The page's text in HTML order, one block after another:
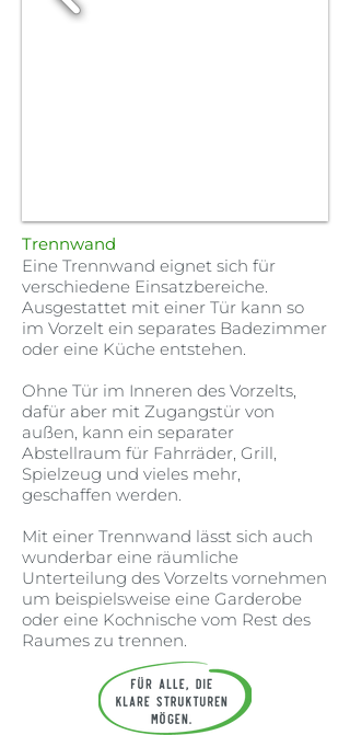
Trennwand
Eine Trennwand eignet sich für
verschiedene Einsatzbereiche.
Ausgestattet mit einer Tür kann so
im Vorzelt ein separates Badezimmer
oder eine Küche entstehen.
Ohne Tür im Inneren des Vorzelts,
dafür aber mit Zugangstür von
außen, kann ein separater
Abstellraum für Fahrräder, Grill,
Spielzeug und vieles mehr,
geschaffen werden.
Mit einer Trennwand lässt sich auch
wunderbar eine räumliche
Unterteilung des Vorzelts vornehmen
um beispielsweise eine Garderobe
oder eine Kochnische vom Rest des
Raumes zu trennen.